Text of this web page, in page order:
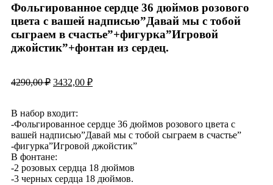
Фольгированное сердце 36 дюймов розового
цвета с вашей надписью”Давай мы с тобой
сыграем в счастье”+фигурка”Игровой
джойстик”+фонтан из сердец.
4290,00₽ 3432,00 ₽
В набор входит:
-Фольгированное сердце 36 дюймов розового цвета с
вашей надписью”Давай мы с тобой сыграем в счастье”
-фигурка”Игровой джойстик”
В фонтане:
-2 розовых сердца 18 дюймов
-3 черных сердца 18 дюймов.